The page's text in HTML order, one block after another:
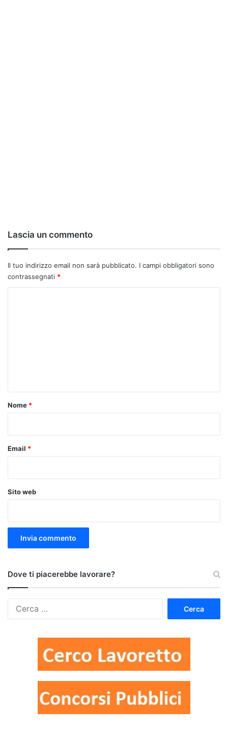
Lascia un commento
Il tuo indirizzo email non sarà pubblicato. I campi obbligatori sono
contrassegnati *
o
Nome *
Email *
Sito web
Dove ti piacerebbe lavorare?